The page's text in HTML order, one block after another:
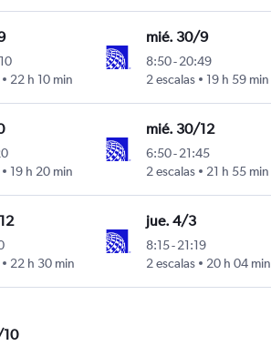
22 h 10 min
mié. 30/9
8:50-20:49
2 escalas
19 h 59 min
19 h 20 min
mié. 30/12
6:50-21:45
2 escalas
21 h 55 min
22 h 30 min
jue. 4/3
8:15-21:19
2 escalas
20 h 04 min